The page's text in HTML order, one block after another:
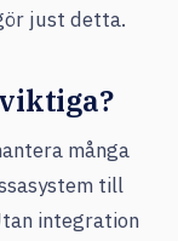
just detta.
många
till
integration